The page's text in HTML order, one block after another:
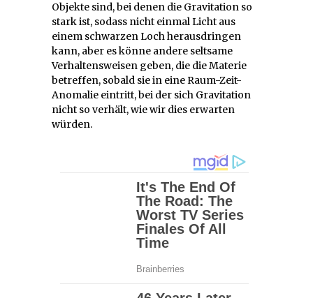
Objekte sind, bei denen die Gravitation so
stark ist, sodass nicht einmal Licht aus
einem schwarzen Loch herausdringen
kann, aber es könne andere seltsame
Verhaltensweisen geben, die die Materie
betreffen, sobald sie in eine Raum-Zeit-
Anomalie eintritt, bei der sich Gravitation
nicht so verhält, wie wir dies erwarten
würden.